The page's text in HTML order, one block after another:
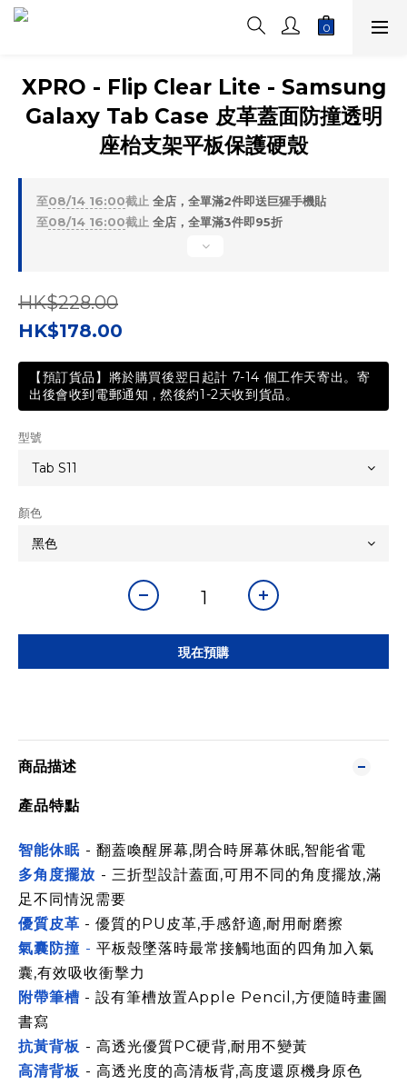
XPRO - Flip Clear Lite - Samsung
Galaxy Tab Case 皮革蓋面防撞透明
座枱支架平板保護硬殼
至08/14 16:00截止 全店，全單滿2件即送巨猩手機貼
至08/14 16:00截止 全店，全單滿3件即95折
HK$228.00
HK$178.00
【預訂貨品】將於購買後翌日起計 7-14 個工作天寄出。寄
出後會收到電郵通知 , 然後約1-2天收到貨品。
型號
顏色
現在預購
商品描述
產品特點
智能休眠 - 翻蓋喚醒屏幕,閉合時屏幕休眠,智能省電
多角度擺放 - 三折型設計蓋面,可用不同的角度擺放,滿
足不同情況需要
優質皮革 - 優質的PU皮革,手感舒適,耐用耐磨擦
氣囊防撞 - 平板殼墜落時最常接觸地面的四角加入氣
囊,有效吸收衝擊力
附帶筆槽 - 設有筆槽放置Apple Pencil,方便隨時畫圖
書寫
抗黃背板 - 高透光優質PC硬背,耐用不變黃
高清背板 - 高透光度的高清板背,高度還原機身原色